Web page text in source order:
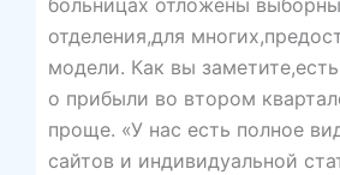
больницах отложены
отделения,для
модели. Как вы
о прибыли во втором
проще. «У нас есть полное
сайтов и индивидуальной